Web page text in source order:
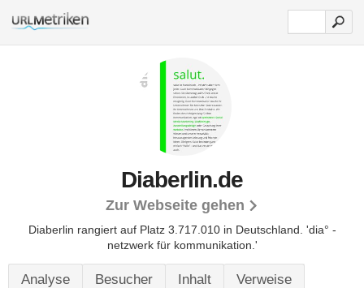
Diaberlin.de
Zur Webseite gehen
Diaberlin rangiert auf Platz 3.717.010 in Deutschland. 'dia° -
netzwerk für kommunikation.'
Analyse Besucher Inhalt
Verweise